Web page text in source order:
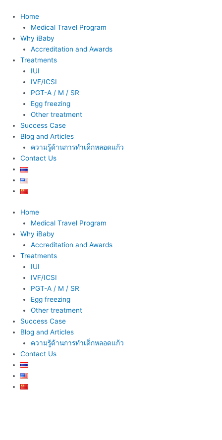
content
Home
Medical Travel Program
Why iBaby
Accreditation and Awards
Treatments
IUI
IVF/ICSI
PGT-A / M / SR
Egg freezing
Other treatment
Success Case
Blog and Articles
ความรู้ด้านการทำเด็กหลอดแก้ว
Contact Us
Home
Medical Travel Program
Why iBaby
Accreditation and Awards
Treatments
IUI
IVF/ICSI
PGT-A / M / SR
Egg freezing
Other treatment
Success Case
Blog and Articles
ความรู้ด้านการทำเด็กหลอดแก้ว
Contact Us